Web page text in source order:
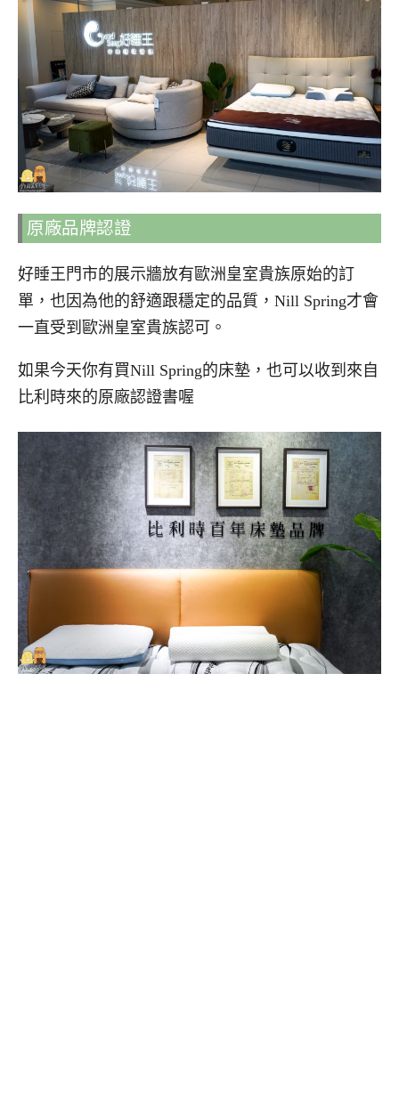
原廠品牌認證
好睡王門市的展示牆放有歐洲皇室貴族原始的訂
單，也因為他的舒適跟穩定的品質，Nill Spring才會
一直受到歐洲皇室貴族認可。
如果今天你有買Nill Spring的床墊，也可以收到來自
比利時來的原廠認證書喔